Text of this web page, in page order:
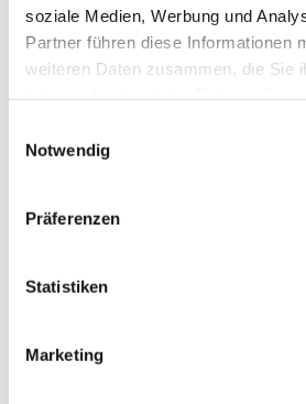
soziale Medien, Werbung und
Partner führen diese Informationen
weiteren Daten zusammen, die Sie
Notwendig
Präferenzen
Statistiken
Marketing